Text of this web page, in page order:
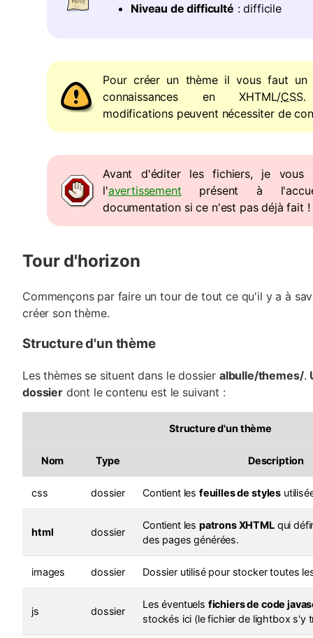
Niveau de difficulté : difficile
Pour créer un thème il vous faut un
connaissances en XHTML/CSS.
modifications peuvent nécessiter de
Avant d'éditer les fichiers, je
l'avertissement présent à
documentation si ce n'est pas déjà fait !
Tour d'horizon
Commençons par faire un tour de tout ce qu'il y a à
créer son thème.
Structure d'un thème
Les thèmes se situent dans le dossier albulle/themes/.
dossierdont le contenu est le suivant :
Structure d'un thème
Nom Type Description
css dossier Contient les feuilles de styles
html dossier
Contient les patrons XHTMLqui
des pages générées.
images dossier Dossier utilisé pour stocker toutes
js dossier
Les éventuels fichiers de code
stockés ici (le fichier de lightbox s'y